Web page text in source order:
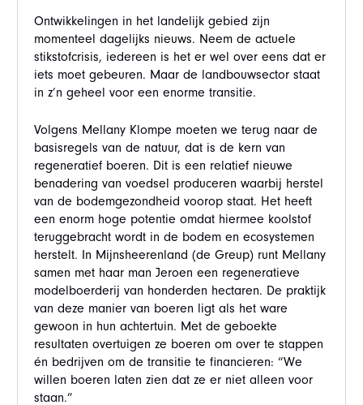
Ontwikkelingen in het landelijk gebied zijn
momenteel dagelijks nieuws. Neem de actuele
stikstofcrisis, iedereen is het er wel over eens dat er
iets moet gebeuren. Maar de landbouwsector staat
in z’n geheel voor een enorme transitie.
Volgens Mellany Klompe moeten we terug naar de
basisregels van de natuur, dat is de kern van
regeneratief boeren. Dit is een relatief nieuwe
benadering van voedsel produceren waarbij herstel
van de bodemgezondheid voorop staat. Het heeft
een enorm hoge potentie omdat hiermee koolstof
teruggebracht wordt in de bodem en ecosystemen
herstelt. In Mijnsheerenland (de Greup) runt Mellany
samen met haar man Jeroen een regeneratieve
modelboerderij van honderden hectaren. De praktijk
van deze manier van boeren ligt als het ware
gewoon in hun achtertuin. Met de geboekte
resultaten overtuigen ze boeren om over te stappen
én bedrijven om de transitie te financieren: “We
willen boeren laten zien dat ze er niet alleen voor
staan.”